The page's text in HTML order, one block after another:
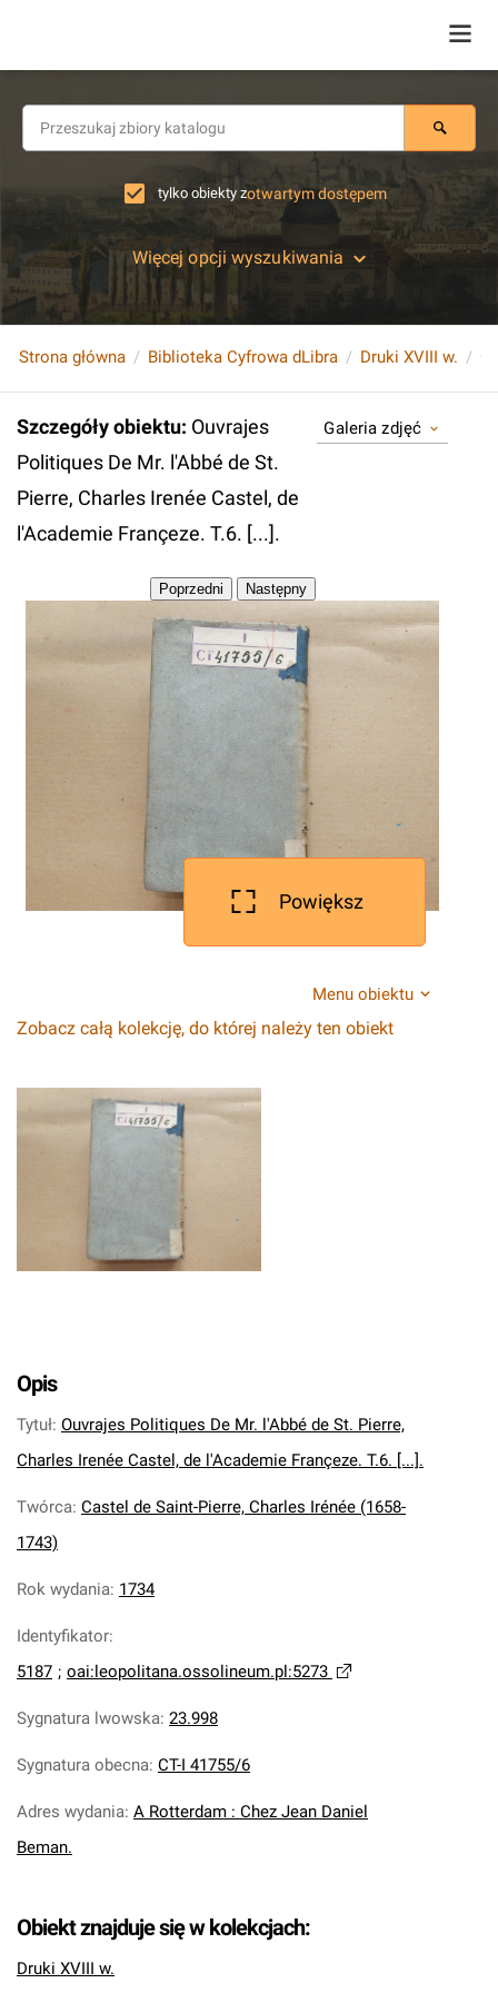
tylko obiekty zotwartym dostępem
Więcej opcji wyszukiwania
Strona główna Biblioteka Cyfrowa dLibra Druki XVIII w.
Szczegóły obiektu: Ouvrajes
Politiques De Mr. l'Abbé de St.
Pierre, Charles Irenée Castel, de
l'Academie Françeze. T.6. [...].
Galeria zdjęć
Powiększ
Menu obiektu
Zobacz całą kolekcję, do której należy ten obiekt
Opis
Tytuł: Ouvrajes Politiques De Mr. l'Abbé de St. Pierre,
Charles Irenée Castel, de l'Academie Françeze. T.6. [...].
Twórca: Castel de Saint-Pierre, Charles Irénée (1658-
1743)
Rok wydania: 1734
Identyfikator:
5187 ; oai:leopolitana.ossolineum.pl:5273
Sygnatura lwowska: 23.998
Sygnatura obecna: CT-I 41755/6
Adres wydania: A Rotterdam : Chez Jean Daniel
Beman.
Obiekt znajduje się w kolekcjach:
Druki XVIII w.